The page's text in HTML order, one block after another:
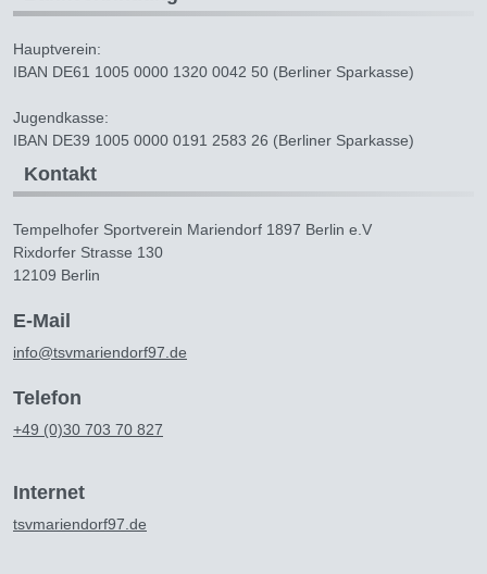
Hauptverein:
IBAN DE61 1005 0000 1320 0042 50 (Berliner Sparkasse)
Jugendkasse:
IBAN DE39 1005 0000 0191 2583 26 (Berliner Sparkasse)
Kontakt
Tempelhofer Sportverein Mariendorf 1897 Berlin e.V
Rixdorfer Strasse 130
12109 Berlin
E-Mail
info@tsvmariendorf97.de
Telefon
+49 (0)30 703 70 827
Internet
tsvmariendorf97.de